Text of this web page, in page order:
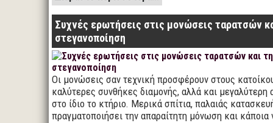
Συχνές ερωτήσεις στις μονώσεις ταρατσών
στεγανοποίηση
Οι μονώσεις σαν τεχνική προσφέρουν στους
καλύτερες συνθήκες διαμονής, αλλά και μεγαλύτερη
στο ίδιο το κτήριο. Μερικά σπίτια, παλαιάς
πραγματοποιήσει την απαραίτητη μόνωση και κάποια